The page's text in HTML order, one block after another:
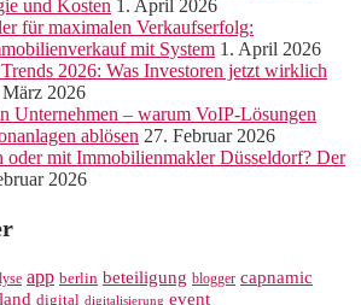
und Kosten 1. April 2026
für maximalen Verkaufserfolg:
mit System 1. April 2026
2026: Was Investoren jetzt wirklich
März 2026
Unternehmen – warum VoIP-Lösungen
ablösen 27. Februar 2026
oder mit Immobilienmakler Düsseldorf? Der
2026
app berlin beteiligung blogger capnamic
digital digitalisierung event